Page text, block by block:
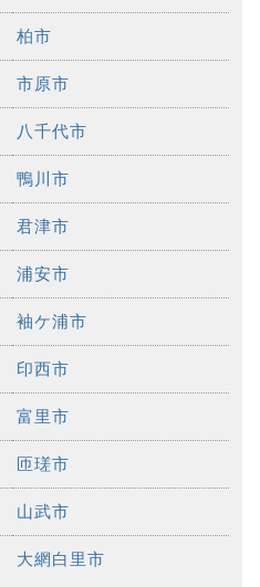
柏市
市原市
八千代市
鴨川市
君津市
浦安市
袖ケ浦市
印西市
富里市
匝瑳市
山武市
大網白里市